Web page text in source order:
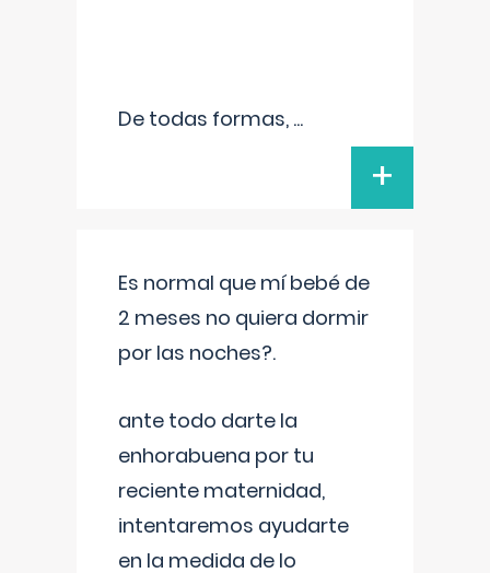
De todas formas, ...
+
Es normal que mí bebé de
2 meses no quiera dormir
por las noches?.
ante todo darte la
enhorabuena por tu
reciente maternidad,
intentaremos ayudarte
en la medida de lo